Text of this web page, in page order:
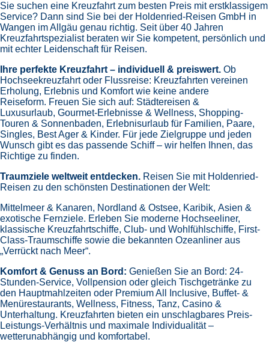
Sie suchen eine Kreuzfahrt zum besten Preis mit erstklassigem
Service? Dann sind Sie bei der Holdenried-Reisen GmbH in
Wangen im Allgäu genau richtig. Seit über 40 Jahren
Kreuzfahrtspezialist beraten wir Sie kompetent, persönlich und
mit echter Leidenschaft für Reisen.
Ihre perfekte Kreuzfahrt – individuell & preiswert. Ob
Hochseekreuzfahrt oder Flussreise: Kreuzfahrten vereinen
Erholung, Erlebnis und Komfort wie keine andere
Reiseform. Freuen Sie sich auf: Städtereisen &
Luxusurlaub, Gourmet-Erlebnisse & Wellness, Shopping-
Touren & Sonnenbaden, Erlebnisurlaub für Familien, Paare,
Singles, Best Ager & Kinder. Für jede Zielgruppe und jeden
Wunsch gibt es das passende Schiff – wir helfen Ihnen, das
Richtige zu finden.
Traumziele weltweit entdecken. Reisen Sie mit Holdenried-
Reisen zu den schönsten Destinationen der Welt:
Mittelmeer & Kanaren, Nordland & Ostsee, Karibik, Asien &
exotische Fernziele. Erleben Sie moderne Hochseeliner,
klassische Kreuzfahrtschiffe, Club- und Wohlfühlschiffe, First-
Class-Traumschiffe sowie die bekannten Ozeanliner aus
„Verrückt nach Meer“.
Komfort & Genuss an Bord: Genießen Sie an Bord: 24-
Stunden-Service, Vollpension oder gleich Tischgetränke zu
den Hauptmahlzeiten oder Premium All Inclusive, Buffet- &
Menürestaurants, Wellness, Fitness, Tanz, Casino &
Unterhaltung. Kreuzfahrten bieten ein unschlagbares Preis-
Leistungs-Verhältnis und maximale Individualität –
wetterunabhängig und komfortabel.